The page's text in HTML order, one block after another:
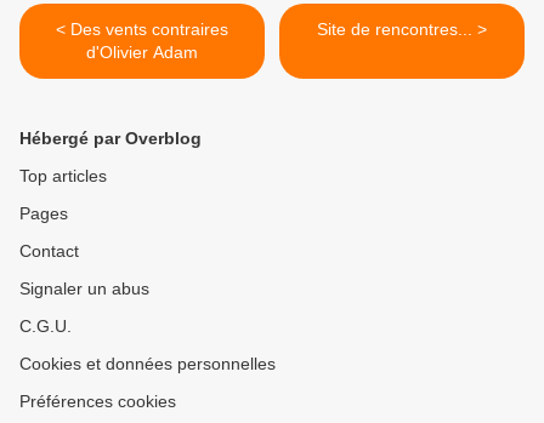
< Des vents contraires
d'Olivier Adam
Site de rencontres... >
Hébergé par Overblog
Top articles
Pages
Contact
Signaler un abus
C.G.U.
Cookies et données personnelles
Préférences cookies